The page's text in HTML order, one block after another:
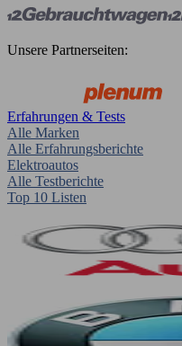
Unsere Partnerseiten:
Erfahrungen & Tests
Alle Marken
Alle Erfahrungsberichte
Elektroautos
Alle Testberichte
Top 10 Listen